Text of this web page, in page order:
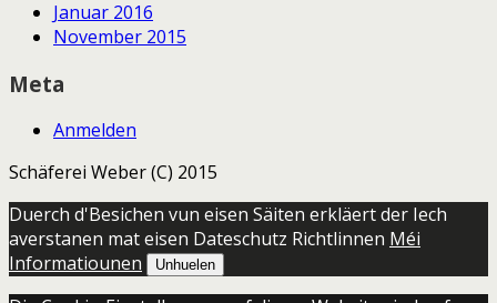
Januar 2016
November 2015
Meta
Anmelden
Schäferei Weber (C) 2015
Duerch d'Besichen vun eisen Säiten erkläert der Iech
averstanen mat eisen Dateschutz Richtlinnen Méi
Informatiounen
Unhuelen